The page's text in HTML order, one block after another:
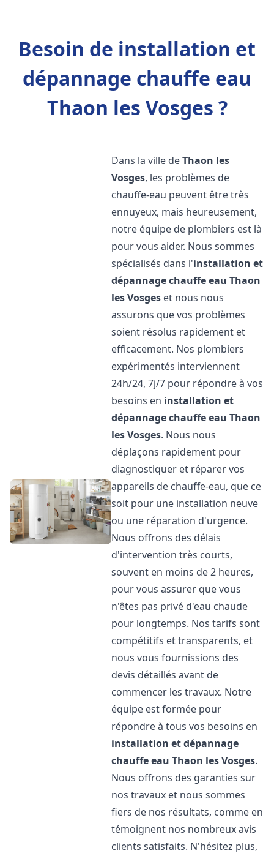
Besoin de installation et
dépannage chauffe eau
Thaon les Vosges ?
Dans la ville deThaon les
Vosges, les problèmes de
chauffe-eau peuvent être très
ennuyeux, mais heureusement,
notre équipe de plombiers est là
pour vous aider. Nous sommes
spécialisés dans l'installation et
dépannage chauffe eau Thaon
les Vosges et nous nous
assurons que vos problèmes
soient résolus rapidement et
efficacement. Nos plombiers
expérimentés interviennent
24h/24, 7j/7 pour répondre à vos
besoins en installation et
dépannage chauffe eau Thaon
les Vosges. Nous nous
déplaçons rapidement pour
diagnostiquer et réparer vos
appareils de chauffe-eau, que ce
soit pour une installation neuve
ou une réparation d'urgence.
Nous offrons des délais
d'intervention très courts,
souvent en moins de 2 heures,
pour vous assurer que vous
n'êtes pas privé d'eau chaude
pour longtemps. Nos tarifs sont
compétitifs et transparents, et
nous vous fournissions des
devis détaillés avant de
commencer les travaux. Notre
équipe est formée pour
répondre à tous vos besoins en
installation et dépannage
chauffe eau Thaon les Vosges.
Nous offrons des garanties sur
nos travaux et nous sommes
fiers de nos résultats, comme en
témoignent nos nombreux avis
clients satisfaits. N'hésitez plus,